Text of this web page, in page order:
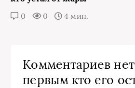
0 0 4 мин.
Комментариев
первым кто его